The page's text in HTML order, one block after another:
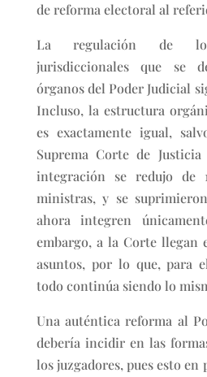
de reforma electoral al
La regulación de los
jurisdiccionales que se
órganos del Poder Judicial
Incluso, la estructura
es exactamente igual,
Suprema Corte de
integración se redujo
ministras, y se
ahora integren
embargo, a la Corte llegan
asuntos, por lo que, para
todo continúa siendo lo
Una auténtica reforma al
debería incidir en las
los juzgadores, pues esto en